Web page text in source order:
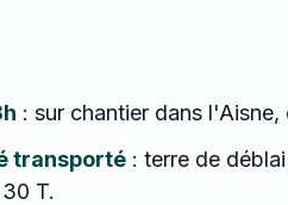
: sur chantier dans
transporté : terre de
T.